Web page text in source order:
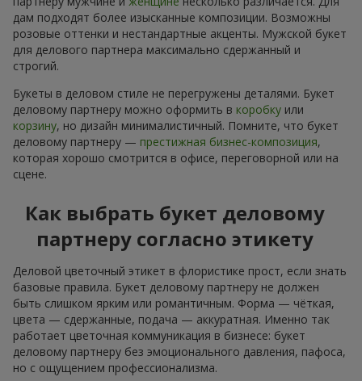
дам подходят более изысканные композиции. Возможны
розовые оттенки и нестандартные акценты. Мужской букет
для делового партнера максимально сдержанный и
строгий.
деловому партнеру можно оформить вкоробкуили
корзину, но дизайн минималистичный. Помните, что букет
деловому партнеру —престижная бизнес-композиция,
которая хорошо смотрится в офисе, переговорной или на
сцене.
Как выбрать букет деловому
партнеру согласно этикету
базовые правила. Букет деловому партнеру не должен
быть слишком ярким или романтичным. Форма — чёткая,
цвета — сдержанные, подача — аккуратная. Именно так
работает цветочная коммуникация в бизнесе: букет
деловому партнеру без эмоционального давления, пафоса,
но с ощущением профессионализма.